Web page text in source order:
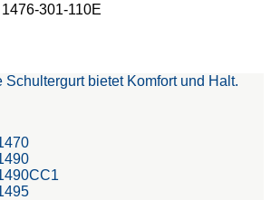
301-110E
Schultergurt bietet Komfort und Halt.